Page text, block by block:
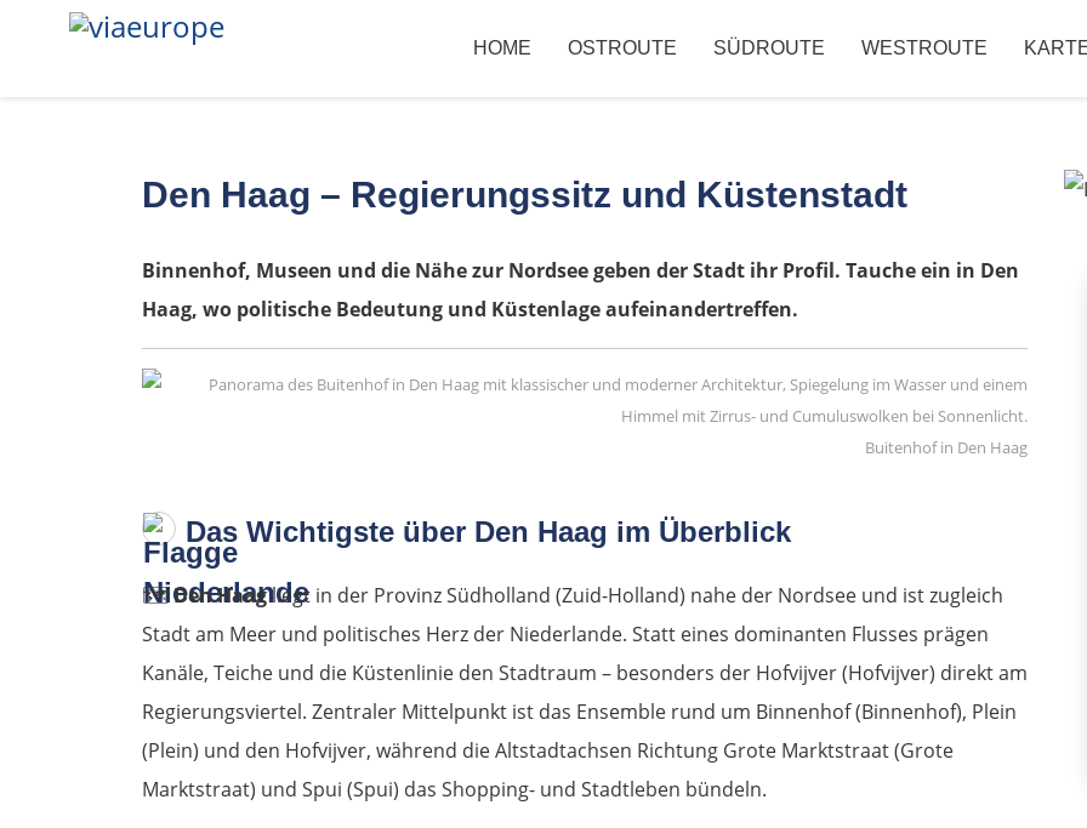
HOME OSTROUTE SÜDROUTE WESTROUTE
Den Haag – Regierungssitz und Küstenstadt
Binnenhof, Museen und die Nähe zur Nordsee geben der Stadt ihr Profil. Tauche ein in Den
Haag, wo politische Bedeutung und Küstenlage aufeinandertreffen.
Buitenhof in Den Haag
Das Wichtigste über Den Haag im Überblick
🗺️Den Haagliegt in der Provinz Südholland (Zuid-Holland) nahe der Nordsee und ist zugleich
Stadt am Meer und politisches Herz der Niederlande. Statt eines dominanten Flusses prägen
Kanäle, Teiche und die Küstenlinie den Stadtraum – besonders der Hofvijver (Hofvijver) direkt am
Regierungsviertel. Zentraler Mittelpunkt ist das Ensemble rund um Binnenhof (Binnenhof), Plein
(Plein) und den Hofvijver, während die Altstadtachsen Richtung Grote Marktstraat (Grote
Marktstraat) und Spui (Spui) das Shopping- und Stadtleben bündeln.